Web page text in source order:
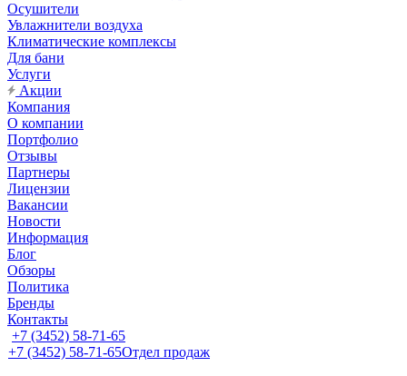
Осушители
Увлажнители воздуха
Климатические комплексы
Для бани
Услуги
Акции
Компания
О компании
Портфолио
Отзывы
Партнеры
Лицензии
Вакансии
Новости
Информация
Блог
Обзоры
Политика
Бренды
Контакты
+7 (3452) 58-71-65
+7 (3452) 58-71-65Отдел продаж